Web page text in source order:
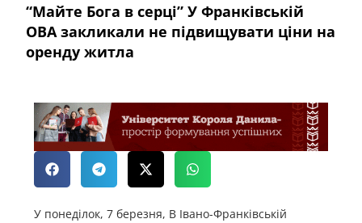
“Майте Бога в серці” У Франківській
ОВА закликали не підвищувати ціни на
оренду житла
У понеділок, 7 березня, В Івано-Франківській